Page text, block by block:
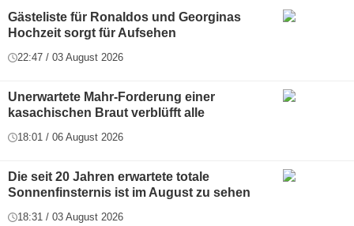
Gästeliste für Ronaldos und Georginas
Hochzeit sorgt für Aufsehen
22:47 / 03 August 2026
Unerwartete Mahr-Forderung einer
kasachischen Braut verblüfft alle
18:01 / 06 August 2026
Die seit 20 Jahren erwartete totale
Sonnenfinsternis ist im August zu sehen
18:31 / 03 August 2026